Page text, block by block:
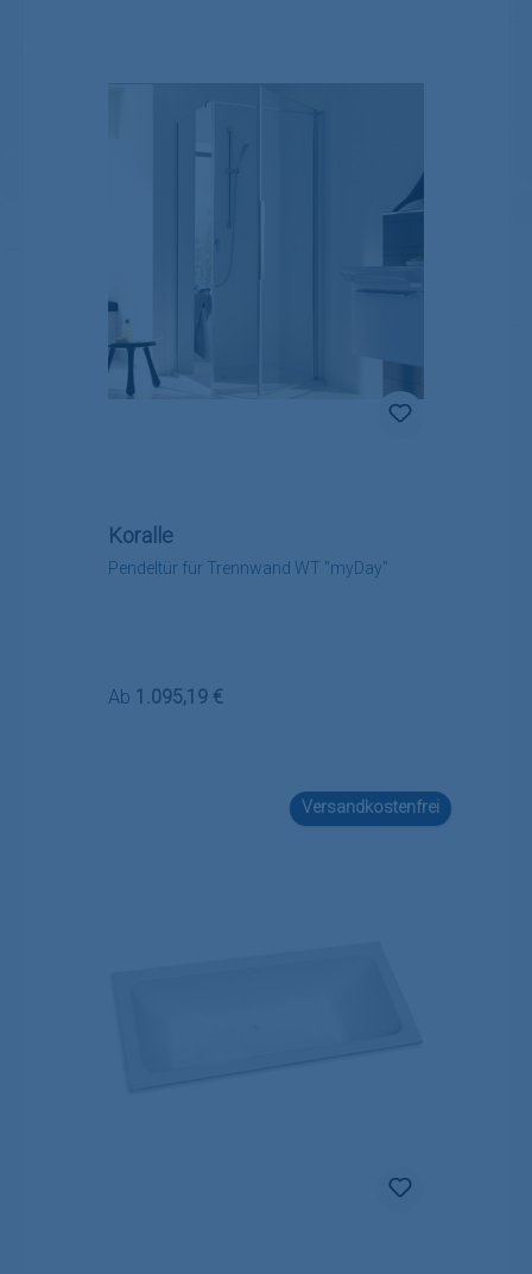
Pendeltür für Trennwand WT "myDay"
Koralle
Regulärer Preis:
Ab 1.095,19 €
Versandkostenfrei